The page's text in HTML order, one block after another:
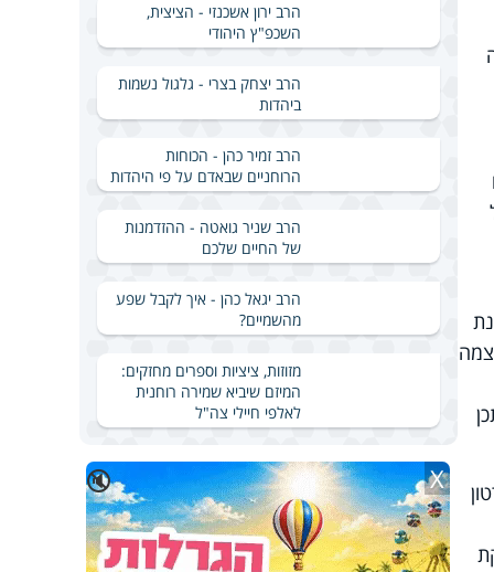
הרב ירון אשכנזי - הציצית,
השכפ"ץ היהודי
הרב יצחק בצרי - גלגול נשמות
ביהדות
הרב זמיר כהן - הכוחות
הרוחניים שבאדם על פי היהדות
הרב שניר גואטה - ההזדמנות
של החיים שלכם
הרב יגאל כהן - איך לקבל שפע
מהשמיים?
מזוזות, ציציות וספרים מחזקים:
המיזם שיביא שמירה רוחנית
לאלפי חיילי צה"ל
🔇 X